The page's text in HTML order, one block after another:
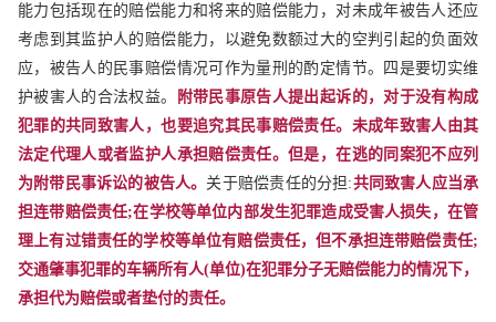
能力包括现在的赔偿能力和将来的赔偿能力，对未成年被告人还应
考虑到其监护人的赔偿能力，以避免数额过大的空判引起的负面效
应，被告人的民事赔偿情况可作为量刑的酌定情节。四是要切实维
护被害人的合法权益。
附带民事原告人提出起诉的，对于没有构成
犯罪的共同致害人，也要追究其民事赔偿责任。未成年致害人由其
法定代理人或者监护人承担赔偿责任。但是，在逃的同案犯不应列
为附带民事诉讼的被告人。 关于赔偿责任的分担:共同致害人应当承
担连带赔偿责任;在学校等单位内部发生犯罪造成受害人损失，在管
理上有过错责任的学校等单位有赔偿责任，但不承担连带赔偿责任;
交通肇事犯罪的车辆所有人(单位)在犯罪分子无赔偿能力的情况下，
承担代为赔偿或者垫付的责任。